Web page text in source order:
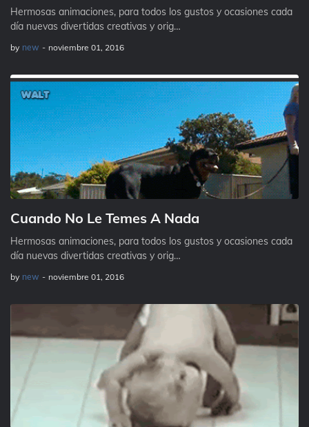
Hermosas animaciones, para todos los gustos y ocasiones cada
día nuevas divertidas creativas y orig…
by new - noviembre 01, 2016
Cuando No Le Temes A Nada
Hermosas animaciones, para todos los gustos y ocasiones cada
día nuevas divertidas creativas y orig…
by new - noviembre 01, 2016